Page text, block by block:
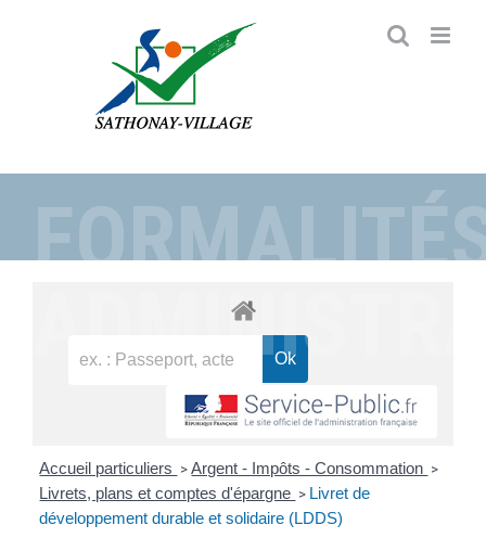
Accueil particuliers > Argent - Impôts - Consommation >
Livrets, plans et comptes d'épargne > Livret de
développement durable et solidaire (LDDS)